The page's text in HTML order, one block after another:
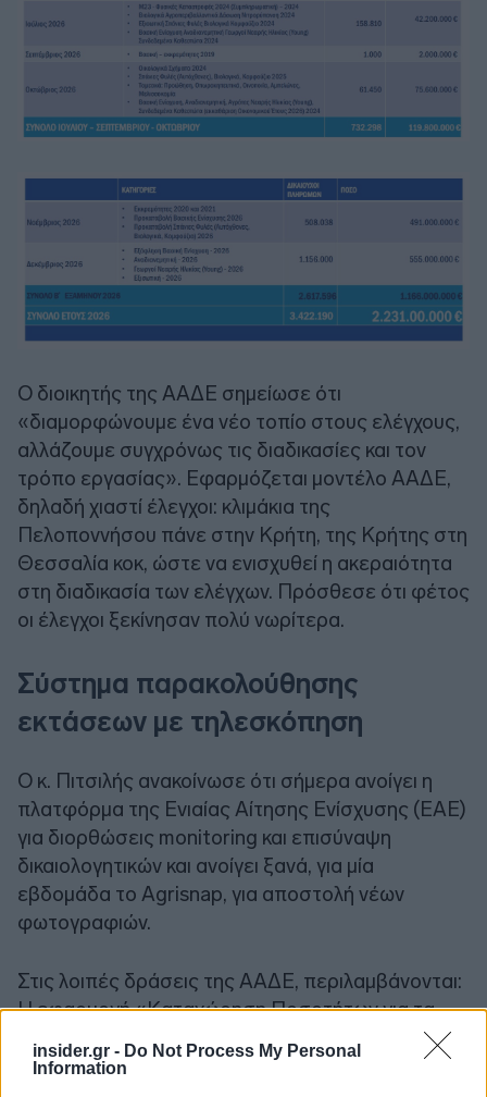
insider.gr - Do Not Process My Personal
Information
Ο διοικητής της ΑΑΔΕ σημείωσε ότι
«διαμορφώνουμε ένα νέο τοπίο στους ελέγχους,
αλλάζουμε συγχρόνως τις διαδικασίες και τον
τρόπο εργασίας». Εφαρμόζεται μοντέλο ΑΑΔΕ,
δηλαδή χιαστί έλεγχοι: κλιμάκια της
Πελοποννήσου πάνε στην Κρήτη, της Κρήτης στη
Θεσσαλία κοκ, ώστε να ενισχυθεί η ακεραιότητα
στη διαδικασία των ελέγχων. Πρόσθεσε ότι φέτος
οι έλεγχοι ξεκίνησαν πολύ νωρίτερα.
Σύστημα παρακολούθησης
εκτάσεων με τηλεσκόπηση
Ο κ. Πιτσιλής ανακοίνωσε ότι σήμερα ανοίγει η
πλατφόρμα της Ενιαίας Αίτησης Ενίσχυσης (ΕΑΕ)
για διορθώσεις monitoring και επισύναψη
δικαιολογητικών και ανοίγει ξανά, για μία
εβδομάδα το Agrisnap, για αποστολή νέων
φωτογραφιών.
Στις λοιπές δράσεις της ΑΑΔΕ, περιλαμβάνονται:
Η εφαρμογή «Καταχώρηση Ποσοτήτων για τα
Συνδεδεμένα Καθεστώτα 'Αμεσων Ενισχύσεων»
paradoseis.aade.gr (2025), η de minimis Μηδικής